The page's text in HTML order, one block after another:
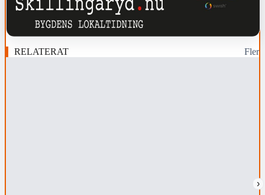
RELATERAT Fler
›